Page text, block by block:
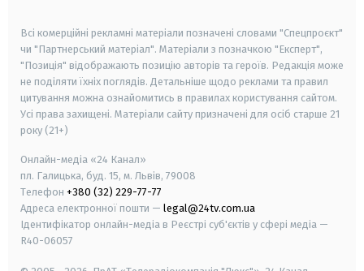
Всі комерційні рекламні матеріали позначені словами "Спецпроєкт"
чи "Партнерський матеріал". Матеріали з позначкою "Експерт",
"Позиція" відображають позицію авторів та героїв. Редакція може
не поділяти їхніх поглядів. Детальніше щодо реклами та правил
цитування можна ознайомитись в правилах користування сайтом.
Усі права захищені. Матеріали сайту призначені для осіб старше 21
року (21+)
Онлайн-медіа «24 Канал»
пл. Галицька, буд. 15, м. Львів, 79008
Телефон +380 (32) 229-77-77
Адреса електронної пошти — legal@24tv.com.ua
Ідентифікатор онлайн-медіа в Реєстрі суб'єктів у сфері медіа —
R40-06057